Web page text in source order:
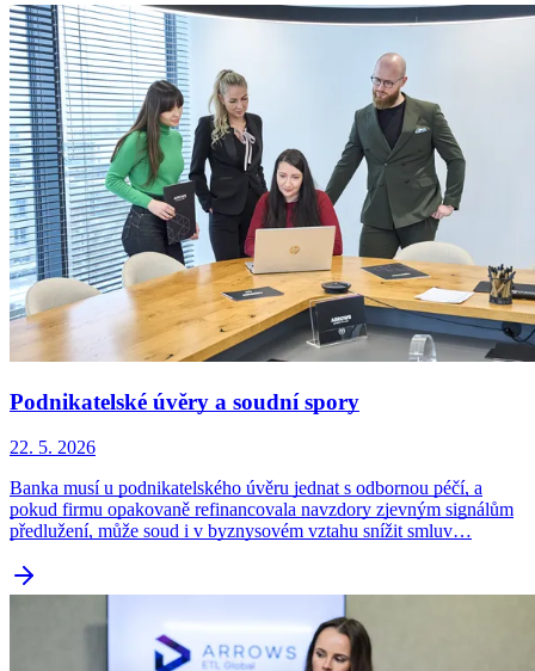
Podnikatelské úvěry a soudní spory
22. 5. 2026
Banka musí u podnikatelského úvěru jednat s odbornou péčí, a
pokud firmu opakovaně refinancovala navzdory zjevným signálům
předlužení, může soud i v byznysovém vztahu snížit smluv…